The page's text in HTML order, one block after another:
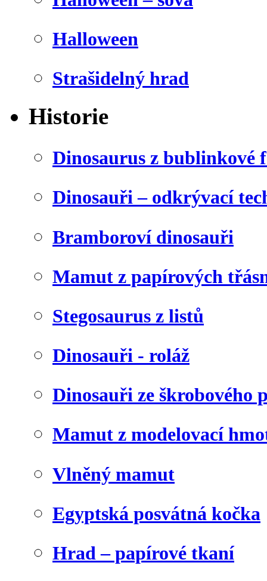
Halloween
Strašidelný hrad
Historie
Dinosaurus z bublinkové
Dinosauři – odkrývací
Bramboroví dinosauři
Mamut z papírových
Stegosaurus z listů
Dinosauři - roláž
Dinosauři ze škrobového
Mamut z modelovací
Vlněný mamut
Egyptská posvátná kočka
Hrad – papírové tkaní